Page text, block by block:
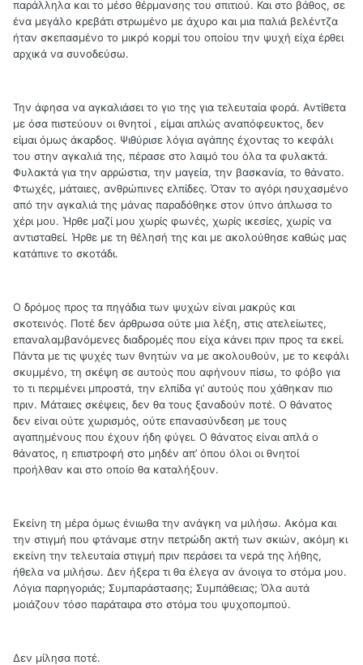
παράλληλα και το μέσο θέρμανσης του σπιτιού. Και στο βάθος, σε
ένα μεγάλο κρεβάτι στρωμένο με άχυρο και μια παλιά βελέντζα
ήταν σκεπασμένο το μικρό κορμί του οποίου την ψυχή είχα έρθει
αρχικά να συνοδεύσω.
Την άφησα να αγκαλιάσει το γιο της για τελευταία φορά. Αντίθετα
με όσα πιστεύουν οι θνητοί , είμαι απλώς αναπόφευκτος, δεν
είμαι όμως άκαρδος. Ψιθύρισε λόγια αγάπης έχοντας το κεφάλι
του στην αγκαλιά της, πέρασε στο λαιμό του όλα τα φυλακτά.
Φυλακτά για την αρρώστια, την μαγεία, την βασκανία, το θάνατο.
Φτωχές, μάταιες, ανθρώπινες ελπίδες. Όταν το αγόρι ησυχασμένο
από την αγκαλιά της μάνας παραδόθηκε στον ύπνο άπλωσα το
χέρι μου. Ήρθε μαζί μου χωρίς φωνές, χωρίς ικεσίες, χωρίς να
αντισταθεί. Ήρθε με τη θέλησή της και με ακολούθησε καθώς μας
κατάπινε το σκοτάδι.
Ο δρόμος προς τα πηγάδια των ψυχών είναι μακρύς και
σκοτεινός. Ποτέ δεν άρθρωσα ούτε μια λέξη, στις ατελείωτες,
επαναλαμβανόμενες διαδρομές που είχα κάνει πριν προς τα εκεί.
Πάντα με τις ψυχές των θνητών να με ακολουθούν, με το κεφάλι
σκυμμένο, τη σκέψη σε αυτούς που αφήνουν πίσω, το φόβο για
το τι περιμένει μπροστά, την ελπίδα γι’ αυτούς που χάθηκαν πιο
πριν. Μάταιες σκέψεις, δεν θα τους ξαναδούν ποτέ. Ο θάνατος
δεν είναι ούτε χωρισμός, ούτε επανασύνδεση με τους
αγαπημένους που έχουν ήδη φύγει. Ο θάνατος είναι απλά ο
θάνατος, η επιστροφή στο μηδέν απ’ όπου όλοι οι θνητοί
προήλθαν και στο οποίο θα καταλήξουν.
Εκείνη τη μέρα όμως ένιωθα την ανάγκη να μιλήσω. Ακόμα και
την στιγμή που φτάναμε στην πετρώδη ακτή των σκιών, ακόμη κι
εκείνη την τελευταία στιγμή πριν περάσει τα νερά της λήθης,
ήθελα να μιλήσω. Δεν ήξερα τι θα έλεγα αν άνοιγα το στόμα μου.
Λόγια παρηγοριάς; Συμπαράστασης; Συμπάθειας; Όλα αυτά
μοιάζουν τόσο παράταιρα στο στόμα του ψυχοπομπού.
Δεν μίλησα ποτέ.